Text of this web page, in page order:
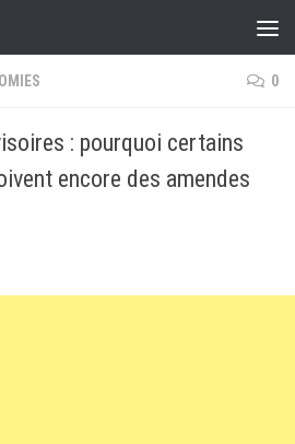
0
: pourquoi certains
encore des amendes